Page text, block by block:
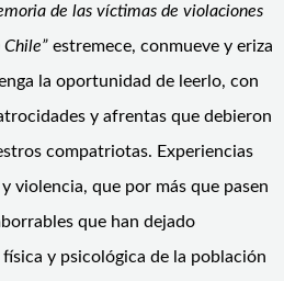
de las víctimas de violaciones
Chile” estremece, conmueve y eriza
la oportunidad de leerlo, con
y afrentas que debieron
compatriotas. Experiencias
violencia, que por más que pasen
que han dejado
y psicológica de la población